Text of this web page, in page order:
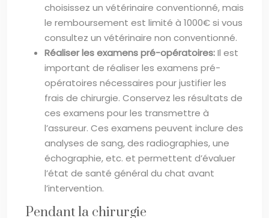
choisissez un vétérinaire conventionné, mais
le remboursement est limité à 1000€ si vous
consultez un vétérinaire non conventionné.
Réaliser les examens pré-opératoires:Il est
important de réaliser les examens pré-
opératoires nécessaires pour justifier les
frais de chirurgie. Conservez les résultats de
ces examens pour les transmettre à
l’assureur. Ces examens peuvent inclure des
analyses de sang, des radiographies, une
échographie, etc. et permettent d’évaluer
l’état de santé général du chat avant
l’intervention.
Pendant la chirurgie